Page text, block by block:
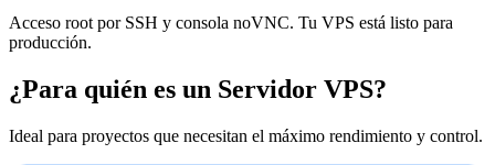
Acceso root por SSH y consola noVNC. Tu VPS está listo para
producción.
¿Para quién es un Servidor VPS?
Ideal para proyectos que necesitan el máximo rendimiento y control.